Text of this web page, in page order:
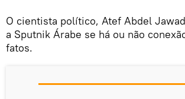
O cientista político, Atef Abdel
a Sputnik Árabe se há ou não
fatos.